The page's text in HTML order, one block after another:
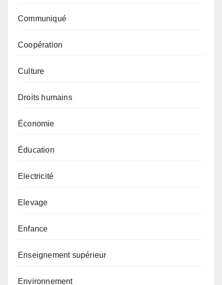
Communiqué
Coopération
Culture
Droits humains
Économie
Éducation
Electricité
Elevage
Enfance
Enseignement supérieur
Environnement